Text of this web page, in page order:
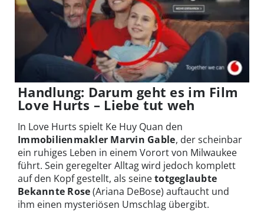
Handlung: Darum geht es im Film
Love Hurts – Liebe tut weh
In Love Hurts spielt Ke Huy Quan den
Immobilienmakler Marvin Gable, der scheinbar
ein ruhiges Leben in einem Vorort von Milwaukee
führt. Sein geregelter Alltag wird jedoch komplett
auf den Kopf gestellt, als seinetotgeglaubte
Bekannte Rose(Ariana DeBose) auftaucht und
ihm einen mysteriösen Umschlag übergibt.